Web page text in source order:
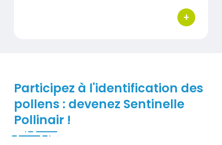
+
bouton
Participez à l'identification des
pollens : devenez Sentinelle
Pollinair !